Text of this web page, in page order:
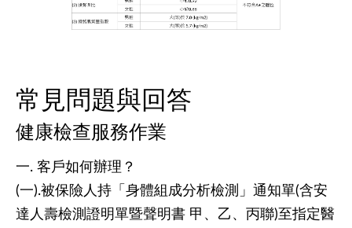
常見問題與回答
健康檢查服務作業
一. 客戶如何辦理？
(一).被保險人持「身體組成分析檢測」通知單(含安
達人壽檢測證明單暨聲明書 甲、乙、丙聯)至指定醫